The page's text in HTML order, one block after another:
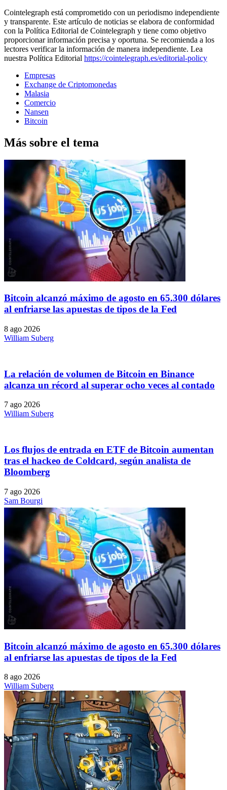
Cointelegraph está comprometido con un periodismo independiente
y transparente. Este artículo de noticias se elabora de conformidad
con la Política Editorial de Cointelegraph y tiene como objetivo
proporcionar información precisa y oportuna. Se recomienda a los
lectores verificar la información de manera independiente. Lea
nuestra Política Editorial https://cointelegraph.es/editorial-policy
Empresas
Exchange de Criptomonedas
Malasia
Comercio
Nansen
Bitcoin
Más sobre el tema
Bitcoin alcanzó máximo de agosto en 65.300 dólares
al enfriarse las apuestas de tipos de la Fed
8 ago 2026
William Suberg
La relación de volumen de Bitcoin en Binance
alcanza un récord al superar ocho veces al contado
7 ago 2026
William Suberg
Los flujos de entrada en ETF de Bitcoin aumentan
tras el hackeo de Coldcard, según analista de
Bloomberg
7 ago 2026
Sam Bourgi
Bitcoin alcanzó máximo de agosto en 65.300 dólares
al enfriarse las apuestas de tipos de la Fed
8 ago 2026
William Suberg